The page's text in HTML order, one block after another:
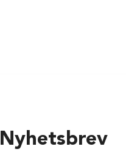
Nyhetsbrev